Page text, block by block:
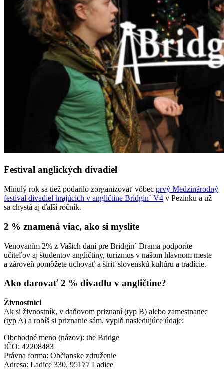
Festival anglických divadiel
Minulý rok sa tiež podarilo zorganizovať vôbec prvý Medzinárodný
festival divadiel hrajúcich v angličtine Bridgin´ V4 v Pezinku a už
sa chystá aj ďalší ročník.
2 % znamená viac, ako si myslíte
Venovaním 2% z Vašich daní pre Bridgin´ Drama podporíte
učiteľov aj študentov angličtiny, turizmus v našom hlavnom meste
a zároveň pomôžete uchovať a šíriť slovenskú kultúru a tradície.
Ako darovať 2 % divadlu v angličtine?
Živnostníci
Ak si živnostník, v daňovom priznaní (typ B) alebo zamestnanec
(typ A) a robíš si priznanie sám, vyplň nasledujúce údaje:
Obchodné meno (názov): the Bridge
IČO: 42208483
Právna forma: Občianske združenie
Adresa: Ladice 330, 95177 Ladice